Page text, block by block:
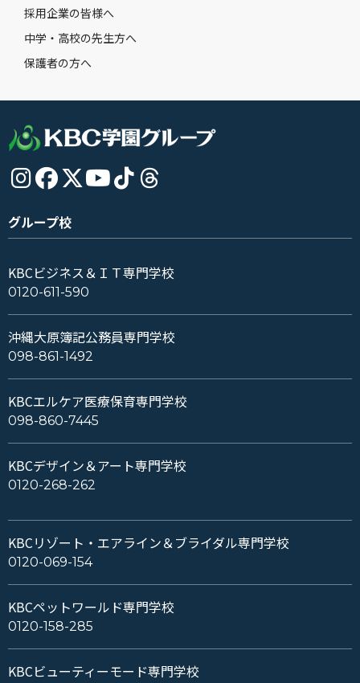
採用企業の皆様へ
中学・高校の先生方へ
保護者の方へ
グループ校
KBCビジネス＆ＩＴ専門学校
0120-611-590
沖縄大原簿記公務員専門学校
098-861-1492
KBCエルケア医療保育専門学校
098-860-7445
KBCデザイン＆アート専門学校
0120-268-262
KBCリゾート・エアライン＆ブライダル専門学校
0120-069-154
KBCペットワールド専門学校
0120-158-285
KBCビューティーモード専門学校